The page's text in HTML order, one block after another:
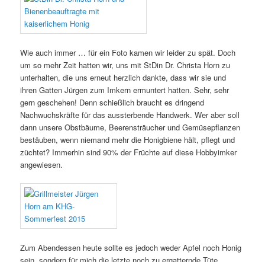
Wie auch immer … für ein Foto kamen wir leider zu spät. Doch
um so mehr Zeit hatten wir, uns mit StDin Dr. Christa Horn zu
unterhalten, die uns erneut herzlich dankte, dass wir sie und
ihren Gatten Jürgen zum Imkern ermuntert hatten. Sehr, sehr
gern geschehen! Denn schießlich braucht es dringend
Nachwuchskräfte für das aussterbende Handwerk. Wer aber soll
dann unsere Obstbäume, Beerensträucher und Gemüsepflanzen
bestäuben, wenn niemand mehr die Honigbiene hält, pflegt und
züchtet? Immerhin sind 90% der Früchte auf diese Hobbyimker
angewiesen.
Zum Abendessen heute sollte es jedoch weder Apfel noch Honig